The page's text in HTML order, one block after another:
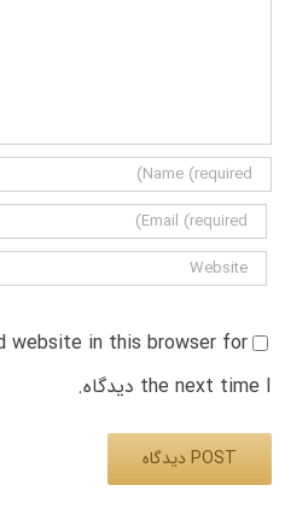
website in this browser for
the next time I دیدگاه.